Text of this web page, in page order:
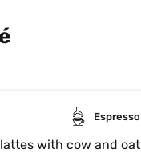
Espresso
with cow and oat